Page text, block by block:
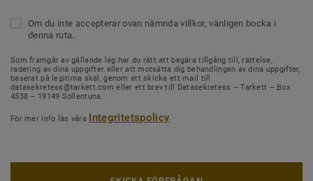
Om du inte accepterar ovan nämnda villkor, vänligen bocka i
denna ruta.
Som framgår av gällande lag har du rätt att begära tillgång till, rättelse,
radering av dina uppgifter eller att motsätta dig behandlingen av dina uppgifter,
baserat på legitima skäl, genom att skicka ett mail till
datasekretess@tarkett.com eller ett brev till Datasekretess – Tarkett – Box
4538 – 19149 Sollentuna.
För mer info läs våra Integritetspolicy